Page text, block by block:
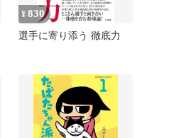
¥830
選手に寄り添う 徹底力